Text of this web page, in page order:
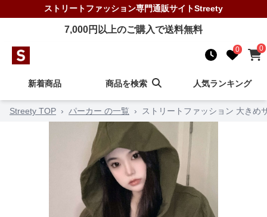
ストリートファッション専門通販サイトStreety
7,000円以上のご購入で送料無料
0 0
新着商品 商品を検索 人気ランキング
Streety TOP › パーカー の一覧 › ストリートファッション 大きめ